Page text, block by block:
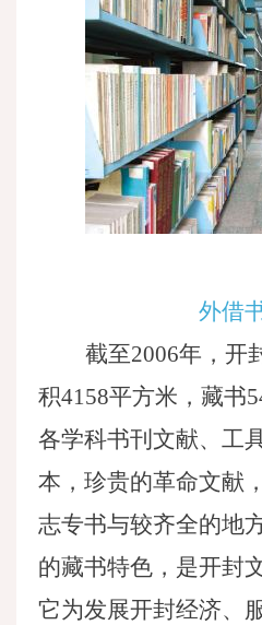
外借
截至2006年，开
积4158平方米，藏书
各学科书刊文献、工
本，珍贵的革命文献
志专书与较齐全的地
的藏书特色，是开封
它为发展开封经济、